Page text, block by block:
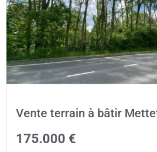
Vente terrain à bâtir
175.000 €